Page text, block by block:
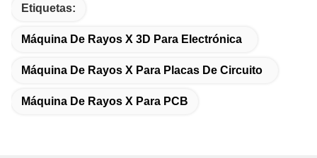
Etiquetas:
Máquina De Rayos X 3D Para Electrónica
Máquina De Rayos X Para Placas De Circuito
Máquina De Rayos X Para PCB